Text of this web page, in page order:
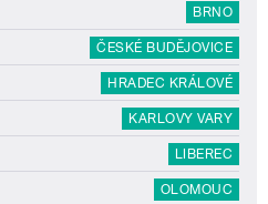
BRNO
ČESKÉ BUDĚJOVICE
HRADEC KRÁLOVÉ
KARLOVY VARY
LIBEREC
OLOMOUC